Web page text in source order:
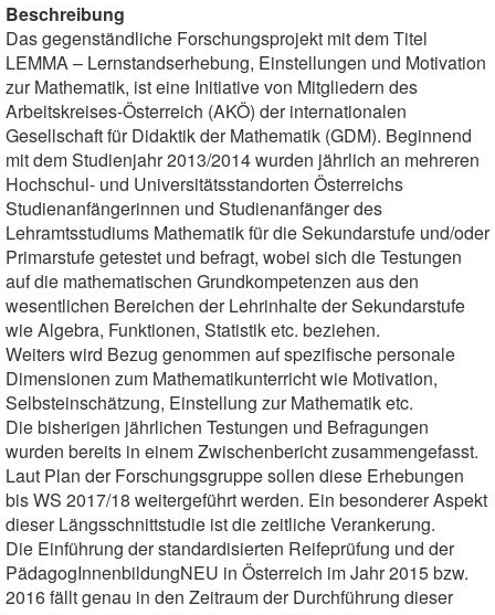
Beschreibung
Das gegenständliche Forschungsprojekt mit dem Titel
LEMMA – Lernstandserhebung, Einstellungen und Motivation
zur Mathematik, ist eine Initiative von Mitgliedern des
Arbeitskreises-Österreich (AKÖ) der internationalen
Gesellschaft für Didaktik der Mathematik (GDM). Beginnend
mit dem Studienjahr 2013/2014 wurden jährlich an mehreren
Hochschul- und Universitätsstandorten Österreichs
Studienanfängerinnen und Studienanfänger des
Lehramtsstudiums Mathematik für die Sekundarstufe und/oder
Primarstufe getestet und befragt, wobei sich die Testungen
auf die mathematischen Grundkompetenzen aus den
wesentlichen Bereichen der Lehrinhalte der Sekundarstufe
wie Algebra, Funktionen, Statistik etc. beziehen.
Weiters wird Bezug genommen auf spezifische personale
Dimensionen zum Mathematikunterricht wie Motivation,
Selbsteinschätzung, Einstellung zur Mathematik etc.
Die bisherigen jährlichen Testungen und Befragungen
wurden bereits in einem Zwischenbericht zusammengefasst.
Laut Plan der Forschungsgruppe sollen diese Erhebungen
bis WS 2017/18 weitergeführt werden. Ein besonderer Aspekt
dieser Längsschnittstudie ist die zeitliche Verankerung.
Die Einführung der standardisierten Reifeprüfung und der
PädagogInnenbildungNEU in Österreich im Jahr 2015 bzw.
2016 fällt genau in den Zeitraum der Durchführung dieser